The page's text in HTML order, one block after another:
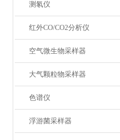
测氡仪
红外CO/CO2分析仪
空气微生物采样器
大气颗粒物采样器
色谱仪
浮游菌采样器